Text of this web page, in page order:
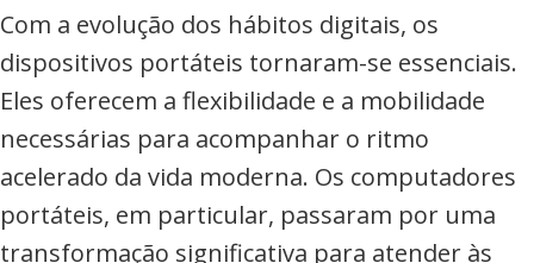
Com a evolução dos hábitos digitais, os
dispositivos portáteis tornaram-se essenciais.
Eles oferecem a flexibilidade e a mobilidade
necessárias para acompanhar o ritmo
acelerado da vida moderna. Os computadores
portáteis, em particular, passaram por uma
transformação significativa para atender às